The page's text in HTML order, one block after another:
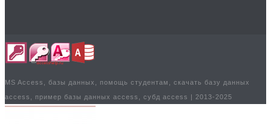
MS Access, базы данных, помощь студентам, скачать базу данных
access, пример базы данных access, субд access | 2013-2025